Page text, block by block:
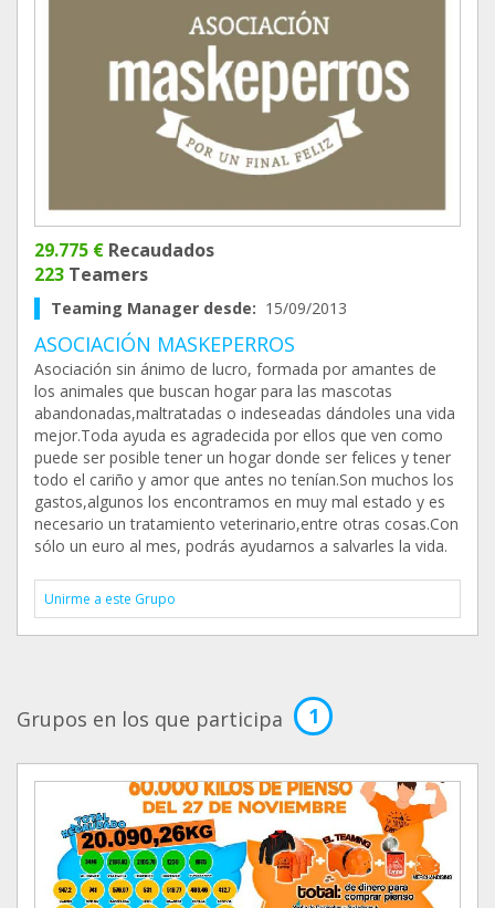
29.775 € Recaudados
223 Teamers
Teaming Manager desde: 15/09/2013
ASOCIACIÓN MASKEPERROS
Asociación sin ánimo de lucro, formada por amantes de
los animales que buscan hogar para las mascotas
abandonadas,maltratadas o indeseadas dándoles una vida
mejor.Toda ayuda es agradecida por ellos que ven como
puede ser posible tener un hogar donde ser felices y tener
todo el cariño y amor que antes no tenían.Son muchos los
gastos,algunos los encontramos en muy mal estado y es
necesario un tratamiento veterinario,entre otras cosas.Con
sólo un euro al mes, podrás ayudarnos a salvarles la vida.
Unirme a este Grupo
Grupos en los que participa 1